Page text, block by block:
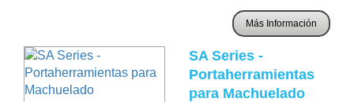
Más Información
SA Series -
Portaherramientas
para Machuelado